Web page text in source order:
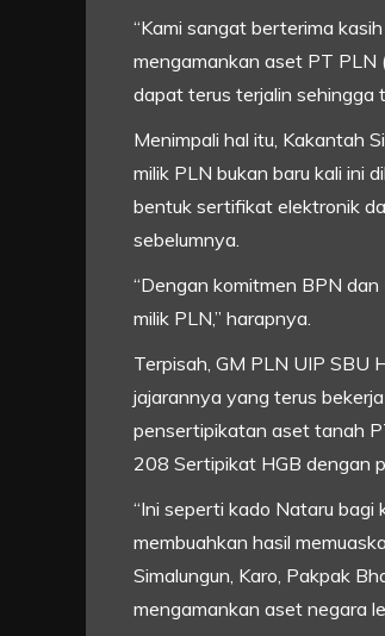
“Kami sangat berterima
mengamankan aset PT PLN
dapat terus terjalin sehingga
Menimpali hal itu, Kakantah
milik PLN bukan baru kali ini
bentuk sertifikat elektronik
sebelumnya.
“Dengan komitmen BPN
milik PLN,” harapnya.
Terpisah, GM PLN UIP SBU
jajarannya yang terus
pensertipikatan aset tanah
208 Sertipikat HGB dengan
“Ini seperti kado Nataru bagi
membuahkan hasil
Simalungun, Karo, Pakpak
mengamankan aset negara